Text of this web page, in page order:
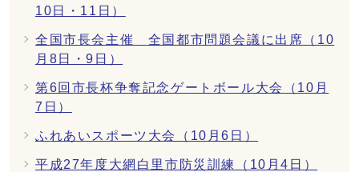
10日・11日）
全国市長会主催 全国都市問題会議に出席（10
月8日・9日）
第6回市長杯争奪記念ゲートボール大会（10月
7日）
ふれあいスポーツ大会（10月6日）
平成27年度大網白里市防災訓練（10月4日）